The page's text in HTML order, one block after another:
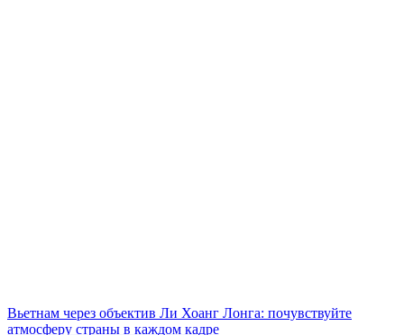
Вьетнам через объектив Ли Хоанг Лонга: почувствуйте
атмосферу страны в каждом кадре